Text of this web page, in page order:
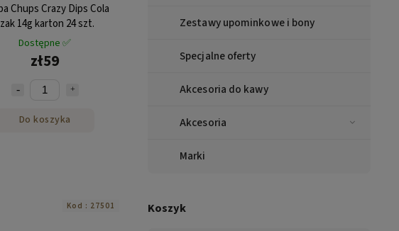
Zestawy upominkowe i bony
Specjalne oferty
Akcesoria do kawy
Akcesoria
Marki
Koszyk
Chups Crazy Dips Cola
14g karton 24 szt.
Dostępne ✅
zł59
Do koszyka
Kod : 27501